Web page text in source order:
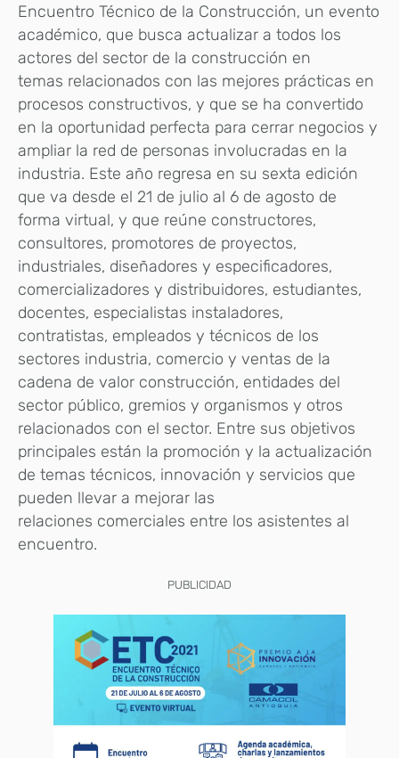
Encuentro Técnico de la Construcción, un evento
académico, que busca actualizar a todos los
actores del sector de la construcción en
temas relacionados con las mejores prácticas en
procesos constructivos, y que se ha convertido
en la oportunidad perfecta para cerrar negocios y
ampliar la red de personas involucradas en la
industria. Este año regresa en su sexta edición
que va desde el 21 de julio al 6 de agosto de
forma virtual, y que reúne constructores,
consultores, promotores de proyectos,
industriales, diseñadores y especificadores,
comercializadores y distribuidores, estudiantes,
docentes, especialistas instaladores,
contratistas, empleados y técnicos de los
sectores industria, comercio y ventas de la
cadena de valor construcción, entidades del
sector público, gremios y organismos y otros
relacionados con el sector. Entre sus objetivos
principales están la promoción y la actualización
de temas técnicos, innovación y servicios que
pueden llevar a mejorar las
relaciones comerciales entre los asistentes al
encuentro.
PUBLICIDAD